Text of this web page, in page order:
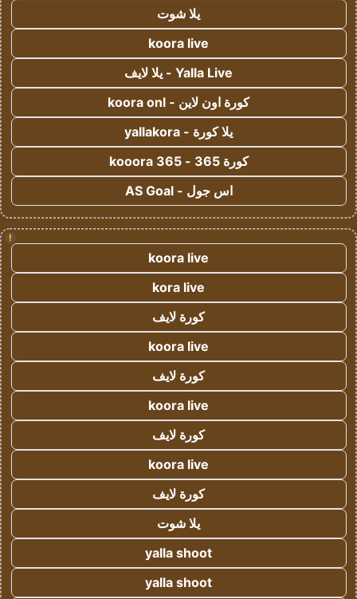
يلا شوت
koora live
Yalla Live - يلا لايف
كورة اون لاين - koora onl
يلا كورة - yallakora
كورة 365 - kooora 365
اس جول - AS Goal
!
koora live
kora live
كورة لايف
koora live
كورة لايف
koora live
كورة لايف
koora live
كورة لايف
يلا شوت
yalla shoot
yalla shoot